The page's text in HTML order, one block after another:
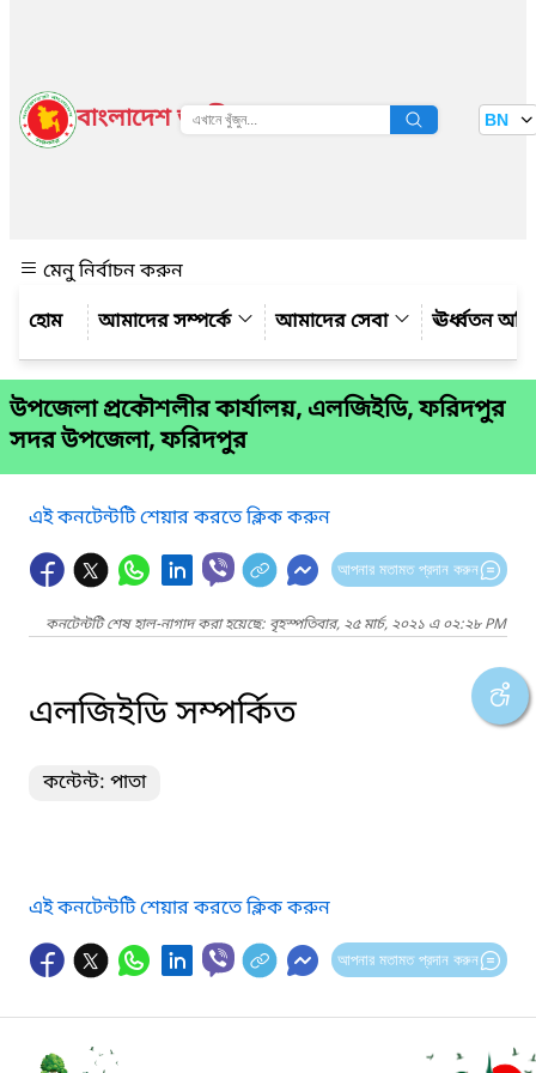
বাংলাদেশ জাতীয় তথ্য বাতায়ন BN
মেনু নির্বাচন করুন
আমাদের সম্পর্কে
আমাদের সেবা ঊর্ধ্বতন
উপজেলা প্রকৌশলীর কার্যালয়, এলজিইডি, ফরিদপুর
সদর উপজেলা, ফরিদপুর
এই কনটেন্টটি শেয়ার করতে ক্লিক করুন
আপনার মতামত প্রদান করুন
কনটেন্টটি শেষ হাল-নাগাদ করা হয়েছে: বৃহস্পতিবার, ২৫ মার্চ, ২০২১ এ ০২:২৮ PM
এলজিইডি সম্পর্কিত
কন্টেন্ট: পাতা
এই কনটেন্টটি শেয়ার করতে ক্লিক করুন
আপনার মতামত প্রদান করুন